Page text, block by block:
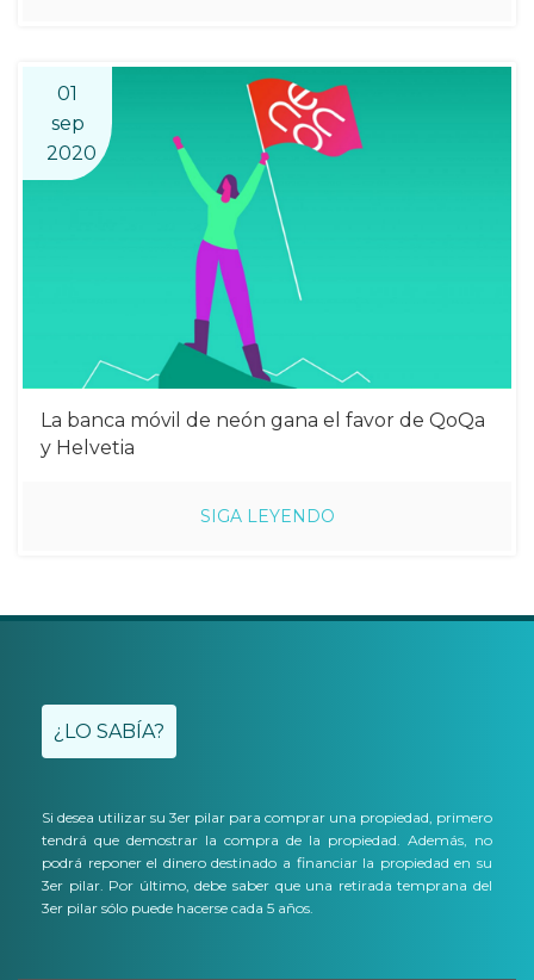
01
sep
2020
La banca móvil de neón gana el favor de QoQa
y Helvetia
SIGA LEYENDO
¿LO SABÍA?
Si desea utilizar su 3er pilar para comprar una propiedad, primero
tendrá que demostrar la compra de la propiedad. Además, no
podrá reponer el dinero destinado a financiar la propiedad en su
3er pilar. Por último, debe saber que una retirada temprana del
3er pilar sólo puede hacerse cada 5 años.